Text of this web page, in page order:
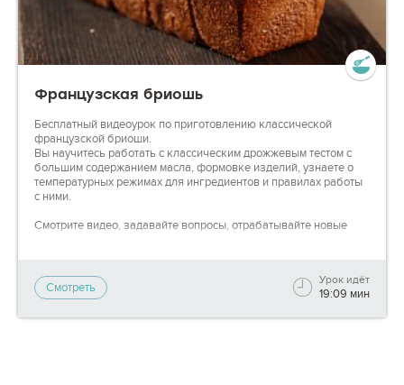
Французская бриошь
Бесплатный видеоурок по приготовлению классической
французской бриоши.
Вы научитесь работать с классическим дрожжевым тестом с
большим содержанием масла, формовке изделий, узнаете о
температурных режимах для ингредиентов и правилах работы
с ними.
Смотрите видео, задавайте вопросы, отрабатывайте новые
Смотреть
Урок идёт
19:09 мин